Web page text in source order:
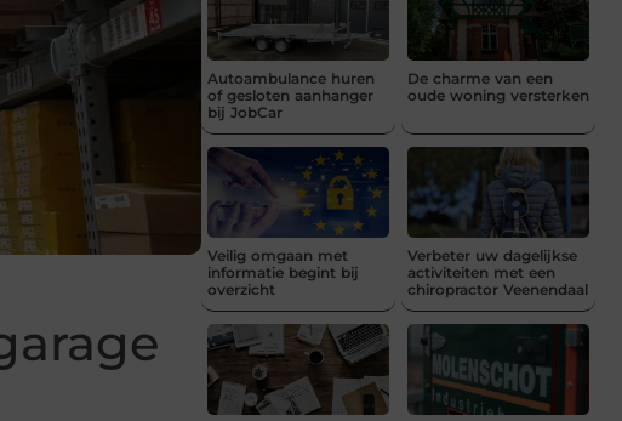
Autoambulance huren
of gesloten aanhanger
bij JobCar
De charme van een
oude woning versterken
Veilig omgaan met
informatie begint bij
overzicht
Verbeter uw dagelijkse
activiteiten met een
chiropractor Veenendaal